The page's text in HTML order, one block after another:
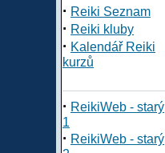
· Reiki Seznam
· Reiki kluby
· Kalendář Reiki
kurzů
· ReikiWeb - starý
1
· ReikiWeb - starý